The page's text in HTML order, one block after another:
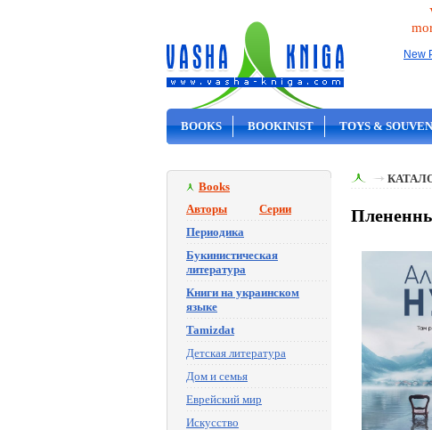
New
BOOKS BOOKINIST TOYS &
Books
Авторы
Серии
Периодика
Букинистическая
литература
Книги на украинском
языке
Tamizdat
Детская литература
Дом и семья
Еврейский мир
Искусство